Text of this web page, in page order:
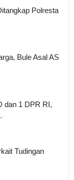
Polresta
Bule Asal AS
dan 1 DPR RI,
Tudingan